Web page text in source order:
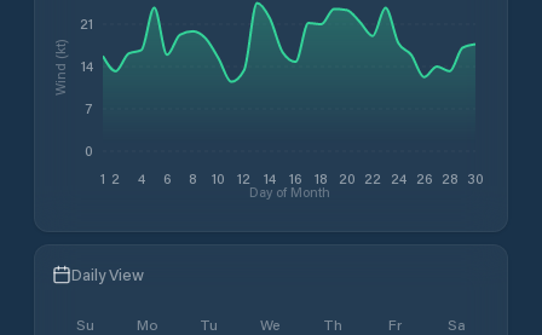
1 2 4 6 8 10 12 14 16 18 20 22 24 26 28 30
Day of Month
0
7
14
21
Wind (kt)
Daily View
Su Mo Tu We Th Fr Sa